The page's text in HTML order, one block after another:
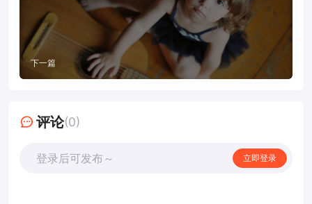
下一篇
评论(0)
登录后可发布～ 立即登录